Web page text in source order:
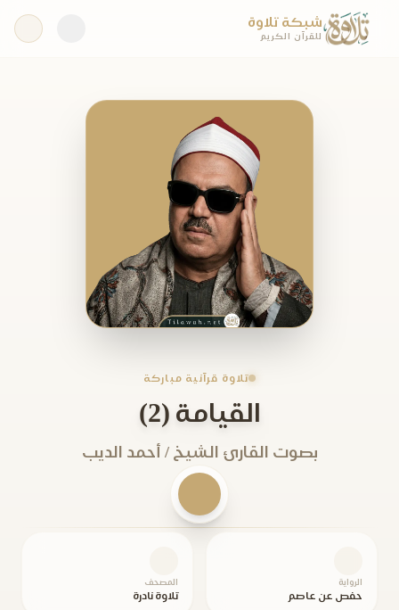
شبكة تلاوة
للقرآن الكريم
تلاوة قرآنية مباركة
القيامة (2)
بصوت القارئ الشيخ / أحمد الديب
الرواية
حفص عن عاصم
المصحف
تلاوة نادرة